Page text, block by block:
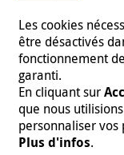
Mentions légales |
Contact | Emploi
© 2026 Malteser
Les cookies
être désactivés
fonctionnement
garanti.
En cliquant sur
que nous
personnaliser vos
Plus d'infos.